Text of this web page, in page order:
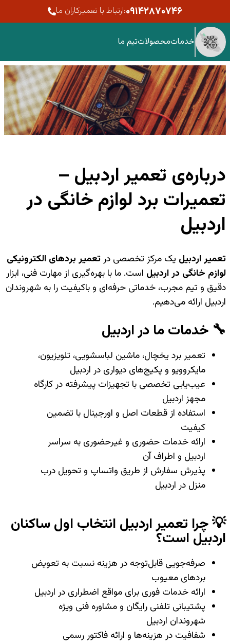
۰۹۱۴۲۸۷۰۷۴۶:ارتباط با تعمیرکاران ما
خدماتمحصولاتتیم ما
درباره‌ی تعمیر اردبیل –
تعمیرات برد لوازم خانگی در
اردبیل
تعمیر اردبیل یک مرکز تخصصی درتعمیر بردهای الکترونیکی
لوازم خانگی در اردبیل است. ما با بهره‌گیری از مهارت فنی، ابزار
دقیق و تیم مجرب، خدماتی حرفه‌ای و باکیفیت را به شهروندان
اردبیل ارائه می‌دهیم.
🔧 خدمات ما در اردبیل
تعمیر برد یخچال، ماشین لباسشویی، تلویزیون،
مایکروویو و پکیج‌های دیواری در اردبیل
عیب‌یابی تخصصی با تجهیزات پیشرفته در کارگاه
مجهز اردبیل
استفاده از قطعات اصل و اورجینال با تضمین
کیفیت
ارائه خدمات حضوری و غیرحضوری به سراسر
اردبیل و اطراف آن
پذیرش سفارش از طریق واتساپ و تحویل درب
منزل در اردبیل
💡 چرا تعمیر اردبیل انتخاب اول ساکنان
اردبیل است؟
صرفه‌جویی قابل‌توجه در هزینه نسبت به تعویض
بردهای معیوب
ارائه خدمات فوری برای مواقع اضطراری در اردبیل
پشتیبانی تلفنی رایگان و مشاوره فنی ویژه
شهروندان اردبیل
شفافیت در هزینه‌ها و ارائه فاکتور رسمی